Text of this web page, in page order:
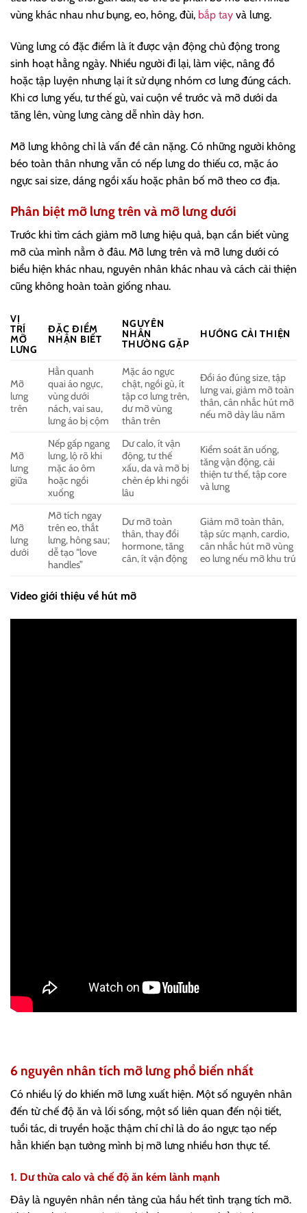
vùng khác nhau như bụng, eo, hông, đùi, bắp tay và lưng.
Vùng lưng có đặc điểm là ít được vận động chủ động trong
sinh hoạt hằng ngày. Nhiều người đi lại, làm việc, nâng đồ
hoặc tập luyện nhưng lại ít sử dụng nhóm cơ lưng đúng cách.
Khi cơ lưng yếu, tư thế gù, vai cuộn về trước và mỡ dưới da
tăng lên, vùng lưng càng dễ nhìn dày hơn.
Mỡ lưng không chỉ là vấn đề cân nặng. Có những người không
béo toàn thân nhưng vẫn có nếp lưng do thiếu cơ, mặc áo
ngực sai size, dáng ngồi xấu hoặc phân bố mỡ theo cơ địa.
Phân biệt mỡ lưng trên và mỡ lưng dưới
Trước khi tìm cách giảm mỡ lưng hiệu quả, bạn cần biết vùng
mỡ của mình nằm ở đâu. Mỡ lưng trên và mỡ lưng dưới có
biểu hiện khác nhau, nguyên nhân khác nhau và cách cải thiện
cũng không hoàn toàn giống nhau.
VỊ
TRÍ
MỠ
LƯNG
ĐẶC ĐIỂM
NHẬN BIẾT
NGUYÊN
NHÂN
THƯỜNG GẶP
HƯỚNG CẢI THIỆN
Mỡ
lưng
trên
Hằn quanh
quai áo ngực,
vùng dưới
nách, vai sau,
lưng áo bị cộm
Mặc áo ngực
chật, ngồi gù, ít
tập cơ lưng trên,
dư mỡ vùng
thân trên
Đổi áo đúng size, tập
lưng vai, giảm mỡ toàn
thân, cân nhắc hút mỡ
nếu mỡ dày lâu năm
Mỡ
lưng
giữa
Nếp gấp ngang
lưng, lộ rõ khi
mặc áo ôm
hoặc ngồi
xuống
Dư calo, ít vận
động, tư thế
xấu, da và mỡ bị
chèn ép khi ngồi
lâu
Kiểm soát ăn uống,
tăng vận động, cải
thiện tư thế, tập core
và lưng
Mỡ
lưng
dưới
Mỡ tích ngay
trên eo, thắt
lưng, hông sau;
dễ tạo “love
handles”
Dư mỡ toàn
thân, thay đổi
hormone, tăng
cân, ít vận động
Giảm mỡ toàn thân,
tập sức mạnh, cardio,
cân nhắc hút mỡ vùng
eo lưng nếu mỡ khu trú
Video giới thiệu về hút mỡ
6 nguyên nhân tích mỡ lưng phổ biến nhất
Có nhiều lý do khiến mỡ lưng xuất hiện. Một số nguyên nhân
đến từ chế độ ăn và lối sống, một số liên quan đến nội tiết,
tuổi tác, di truyền hoặc thậm chí chỉ là do áo ngực tạo nếp
hằn khiến bạn tưởng mình bị mỡ lưng nhiều hơn thực tế.
1. Dư thừa calo và chế độ ăn kém lành mạnh
Đây là nguyên nhân nền tảng của hầu hết tình trạng tích mỡ.